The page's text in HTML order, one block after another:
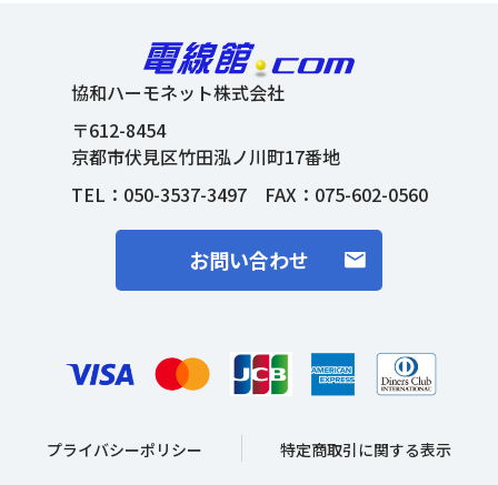
協和ハーモネット株式会社
〒612-8454
京都市伏見区竹田泓ノ川町17番地
TEL： 050-3537-3497FAX：075-602-0560
お問い合わせ
プライバシーポリシー
特定商取引に関する表示